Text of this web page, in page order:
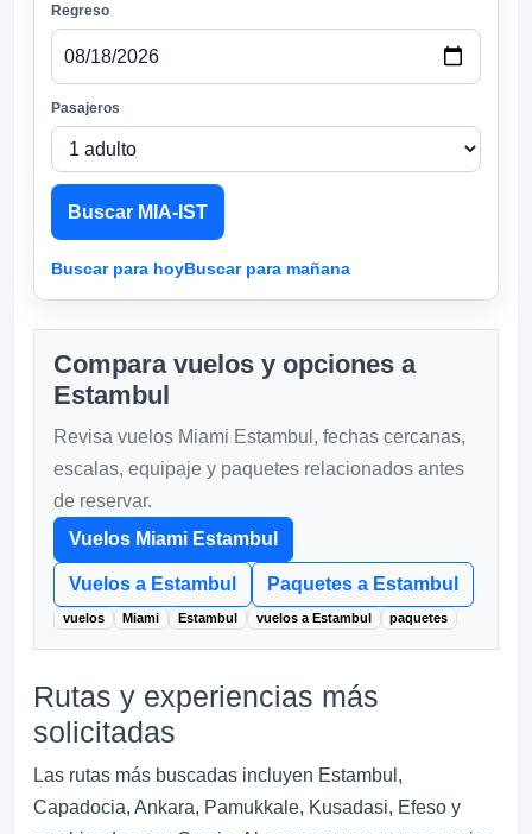
Regreso
Pasajeros
Buscar MIA-IST
Buscar para hoyBuscar para mañana
Compara vuelos y opciones a
Estambul
Revisa vuelos Miami Estambul, fechas cercanas,
escalas, equipaje y paquetes relacionados antes
de reservar.
Vuelos Miami Estambul
Vuelos a Estambul Paquetes a Estambul
vuelos Miami Estambul vuelos a Estambul paquetes
Rutas y experiencias más
solicitadas
Las rutas más buscadas incluyen Estambul,
Capadocia, Ankara, Pamukkale, Kusadasi, Efeso y